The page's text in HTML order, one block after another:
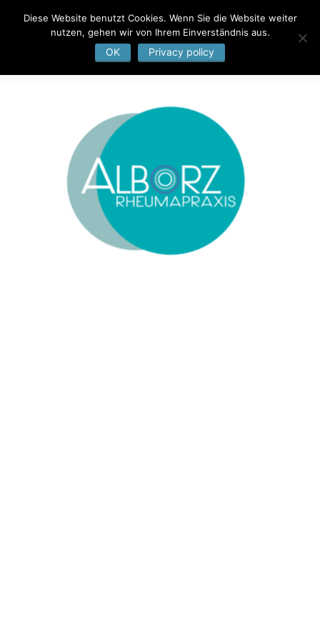
Diese Website benutzt Cookies. Wenn Sie die Website weiter
nutzen, gehen wir von Ihrem Einverständnis aus.
OK Privacy policy